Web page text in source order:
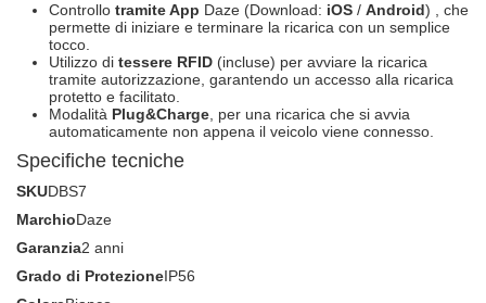
Controllo tramite App Daze (Download: iOS / Android) , che
permette di iniziare e terminare la ricarica con un semplice
tocco.
Utilizzo di tessere RFID (incluse) per avviare la ricarica
tramite autorizzazione, garantendo un accesso alla ricarica
protetto e facilitato.
Modalità Plug&Charge , per una ricarica che si avvia
automaticamente non appena il veicolo viene connesso.
Specifiche tecniche
SKUDBS7
MarchioDaze
Garanzia2 anni
Grado di ProtezioneIP56